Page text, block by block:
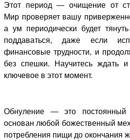
Этот период — очищение от
Мир проверяет вашу
а ум периодически будет
поддаваться, даже если
финансовые трудности, и
без спешки. Научитесь ждать
ключевое в этот момент.
Обнуление — это постоянный
основан любой божественный
потребления пищи до окончания